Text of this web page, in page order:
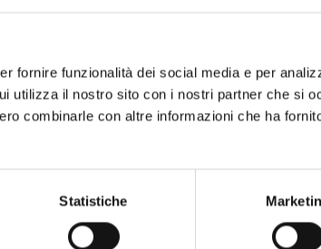
fornire funzionalità dei social media e per
utilizza il nostro sito con i nostri partner che si
combinarle con altre informazioni che ha
Statistiche